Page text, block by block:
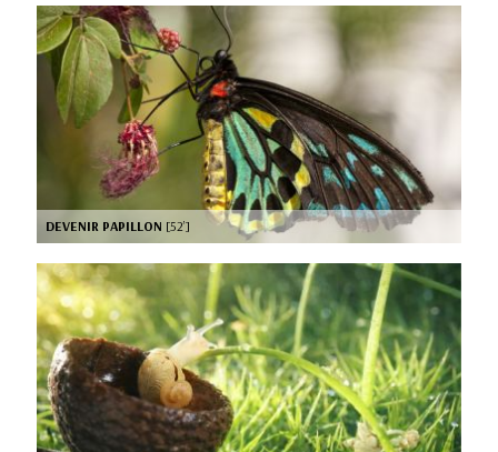
DEVENIR PAPILLON [52’]